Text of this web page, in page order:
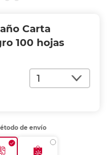
Carta
100 hojas
Cantidad
de envío